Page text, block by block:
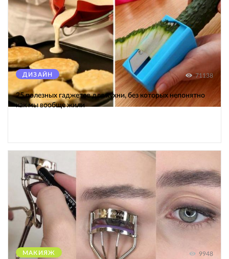
ДИЗАЙН 71138
25 полезных гаджетов для кухни, без которых непонятно
как мы вообще жили
МАКИЯЖ 9948